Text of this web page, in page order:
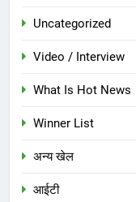
Uncategorized
Video / Interview
What Is Hot News
Winner List
अन्य खेल
आईटी